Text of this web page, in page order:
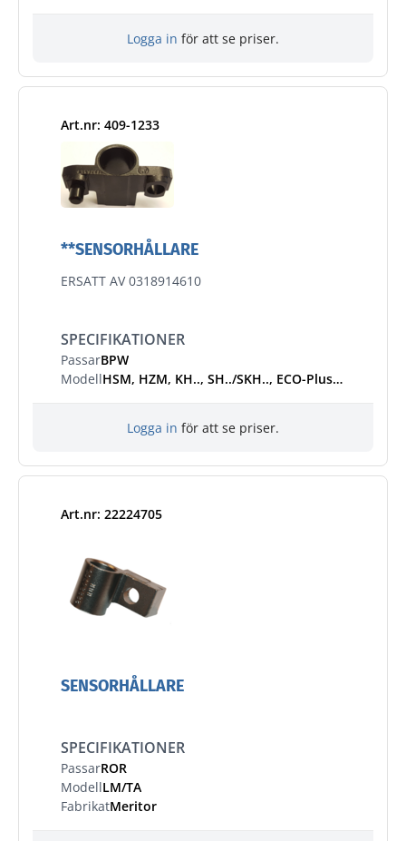
Logga in för att se priser.
Art.nr: 409-1233
**SENSORHÅLLARE
ERSATT AV 0318914610
SPECIFIKATIONER
PassarBPW
Modell
HSM, HZM, KH.., SH../SKH.., ECO-Plus /2, SHS../SHZ.., SKHS../SKHZ.., ECO-Plus 2 8-9 t
Logga in för att se priser.
Art.nr: 22224705
SENSORHÅLLARE
SPECIFIKATIONER
PassarROR
ModellLM/TA
FabrikatMeritor